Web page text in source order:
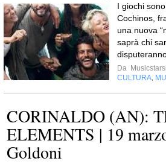
I giochi
Cochinos,
una nuova
saprà chi
Da
CULTURA
CORINALDO (AN):
ELEMENTS | 19
Goldoni